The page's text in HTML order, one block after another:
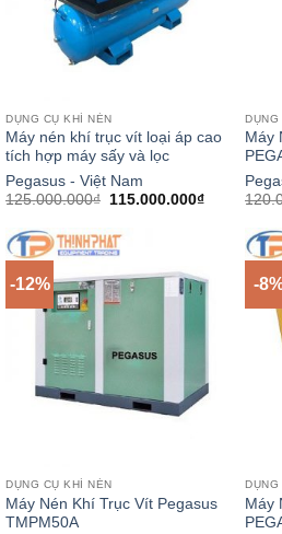
DỤNG CỤ KHÍ NÉN
Máy nén khí trục vít loại áp cao
tích hợp máy sấy và lọc
Pegasus - Việt Nam
125.000.000₫ Giá
125.000.000₫.
115.000.000₫Giá
DỤNG
Máy
-12%
DỤNG CỤ KHÍ NÉN
Máy Nén Khí Trục Vít Pegasus
TMPM50A
-
DỤNG
Máy